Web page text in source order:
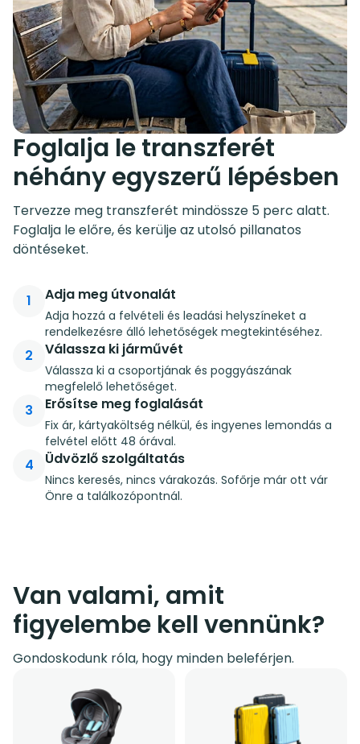
Foglalja le transzferét
néhány egyszerű lépésben
Tervezze meg transzferét mindössze 5 perc alatt.
Foglalja le előre, és kerülje az utolsó pillanatos
döntéseket.
1 Adja meg útvonalát
Adja hozzá a felvételi és leadási helyszíneket a
rendelkezésre álló lehetőségek megtekintéséhez.
2 Válassza ki járművét
Válassza ki a csoportjának és poggyászának
megfelelő lehetőséget.
3 Erősítse meg foglalását
Fix ár, kártyaköltség nélkül, és ingyenes lemondás a
felvétel előtt 48 órával.
4 Üdvözlő szolgáltatás
Nincs keresés, nincs várakozás. Sofőrje már ott vár
Önre a találkozópontnál.
Van valami, amit
figyelembe kell vennünk?
Gondoskodunk róla, hogy minden beleférjen.